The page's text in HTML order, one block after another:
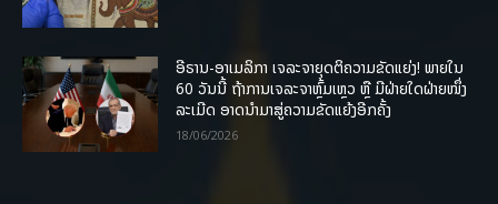
ອີຣານ-ອາເມລິກາ ເຈລະຈາຍຸດຕິຄວາມຂັດແຍ່ງ! ພາຍໃນ
60 ວັນນີ້ ຖ້າການເຈລະຈາຫຼົ້ມເຫຼວ ຫຼື ມີຝ່າຍໃດຝ່າຍໜຶ່ງ
ລະເມີດ ອາດນໍາມາສູ່ຄວາມຂັດແຍ້ງອີກຄັ້ງ
18/06/2026